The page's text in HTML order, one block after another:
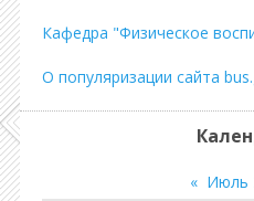
Кафедра "Физическое
О популяризации сайта
« Июль